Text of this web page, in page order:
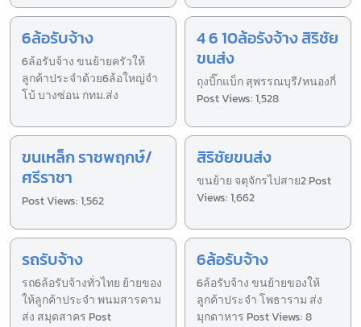
6ล้อรับจ้าง
6ล้อรับจ้าง ขนย้ายครัวให้
ลูกค้าประจำด้วย6ล้อใหญ่จำ
โบ้ บางซ่อน กทม.ส่ง
4 6 10ล้อรังจ้าง สิริชัย
ขนส่ง
ถุงบิ๊กแบ็ก สุพรรณบุรี/หนองกี่
Post Views: 1,528
ขนเหล็ก ราชพฤกษ์/
ศรีราชา
Post Views: 1,562
สิริชัยขนส่ง
ขนย้าย จตุจักรไปสาย2 Post
Views: 1,662
รถรับจ้าง
รถ6ล้อรับจ้างทั่วไทย ย้ายของ
ให้ลูกค้าประจำ พนมสารคาม
ส่ง สมุดสาคร Post
6ล้อรับจ้าง
6ล้อรับจ้าง ขนย้ายของให้
ลูกค้าประจำ โพธาราม ส่ง
มุกดาหาร Post Views: 8